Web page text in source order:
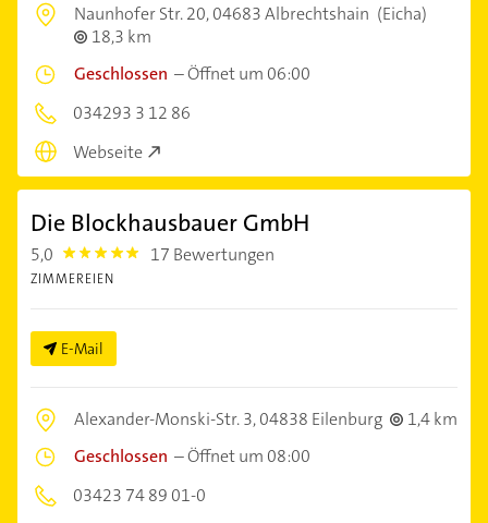
Naunhofer Str. 20,04683 Albrechtshain (Eicha)
18,3 km
Geschlossen –Öffnet um 06:00
034293 3 12 86
Webseite
Die Blockhausbauer GmbH
5,0 5.0 17 Bewertungen
ZIMMEREIEN
E-Mail
Alexander-Monski-Str. 3,04838 Eilenburg
1,4 km
Geschlossen –Öffnet um 08:00
03423 74 89 01-0